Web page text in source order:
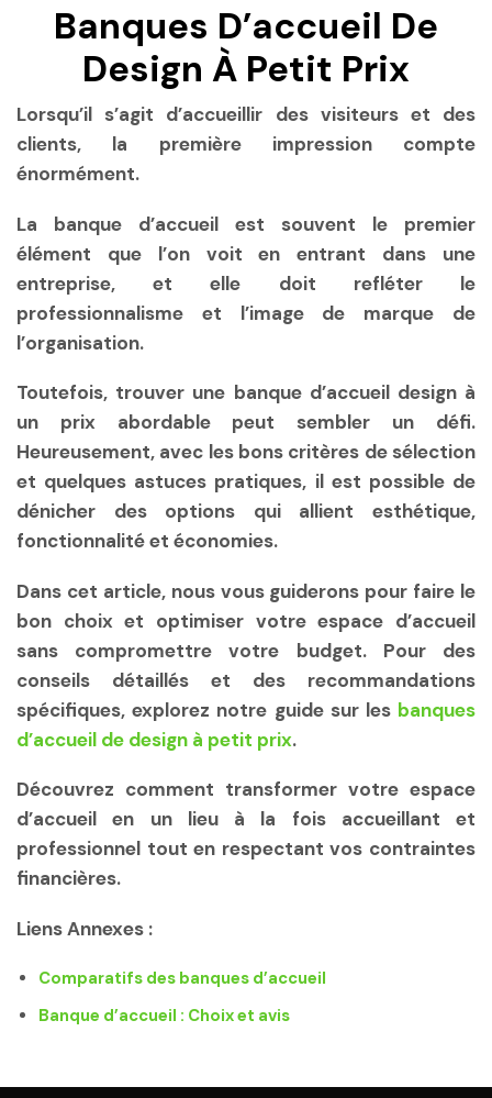
Banques D’accueil De
Design À Petit Prix
Lorsqu’il s’agit d’accueillir des visiteurs et des
clients, la première impression compte
énormément.
La banque d’accueil est souvent le premier
élément que l’on voit en entrant dans une
entreprise, et elle doit refléter le
professionnalisme et l’image de marque de
l’organisation.
Toutefois, trouver une banque d’accueil design à
un prix abordable peut sembler un défi.
Heureusement, avec les bons critères de sélection
et quelques astuces pratiques, il est possible de
dénicher des options qui allient esthétique,
fonctionnalité et économies.
Dans cet article, nous vous guiderons pour faire le
bon choix et optimiser votre espace d’accueil
sans compromettre votre budget. Pour des
conseils détaillés et des recommandations
spécifiques, explorez notre guide sur les banques
d’accueil de design à petit prix.
Découvrez comment transformer votre espace
d’accueil en un lieu à la fois accueillant et
professionnel tout en respectant vos contraintes
financières.
Liens Annexes :
Comparatifs des banques d’accueil
Banque d’accueil : Choix et avis